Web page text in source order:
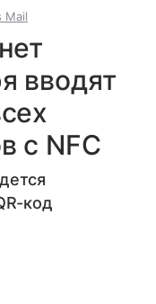
Mail
вводят
с NFC
код